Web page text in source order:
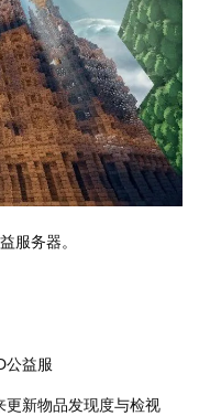
服务器。
公益服
新物品发现度与检视